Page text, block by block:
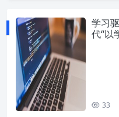
学习
代“以
33